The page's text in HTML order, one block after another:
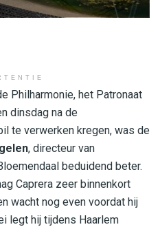
Philharmonie, het Patronaat
dinsdag na de
te verwerken kregen, was de
, directeur van
beduidend beter.
Caprera zeer binnenkort
wacht nog even voordat hij
legt hij tijdens Haarlem